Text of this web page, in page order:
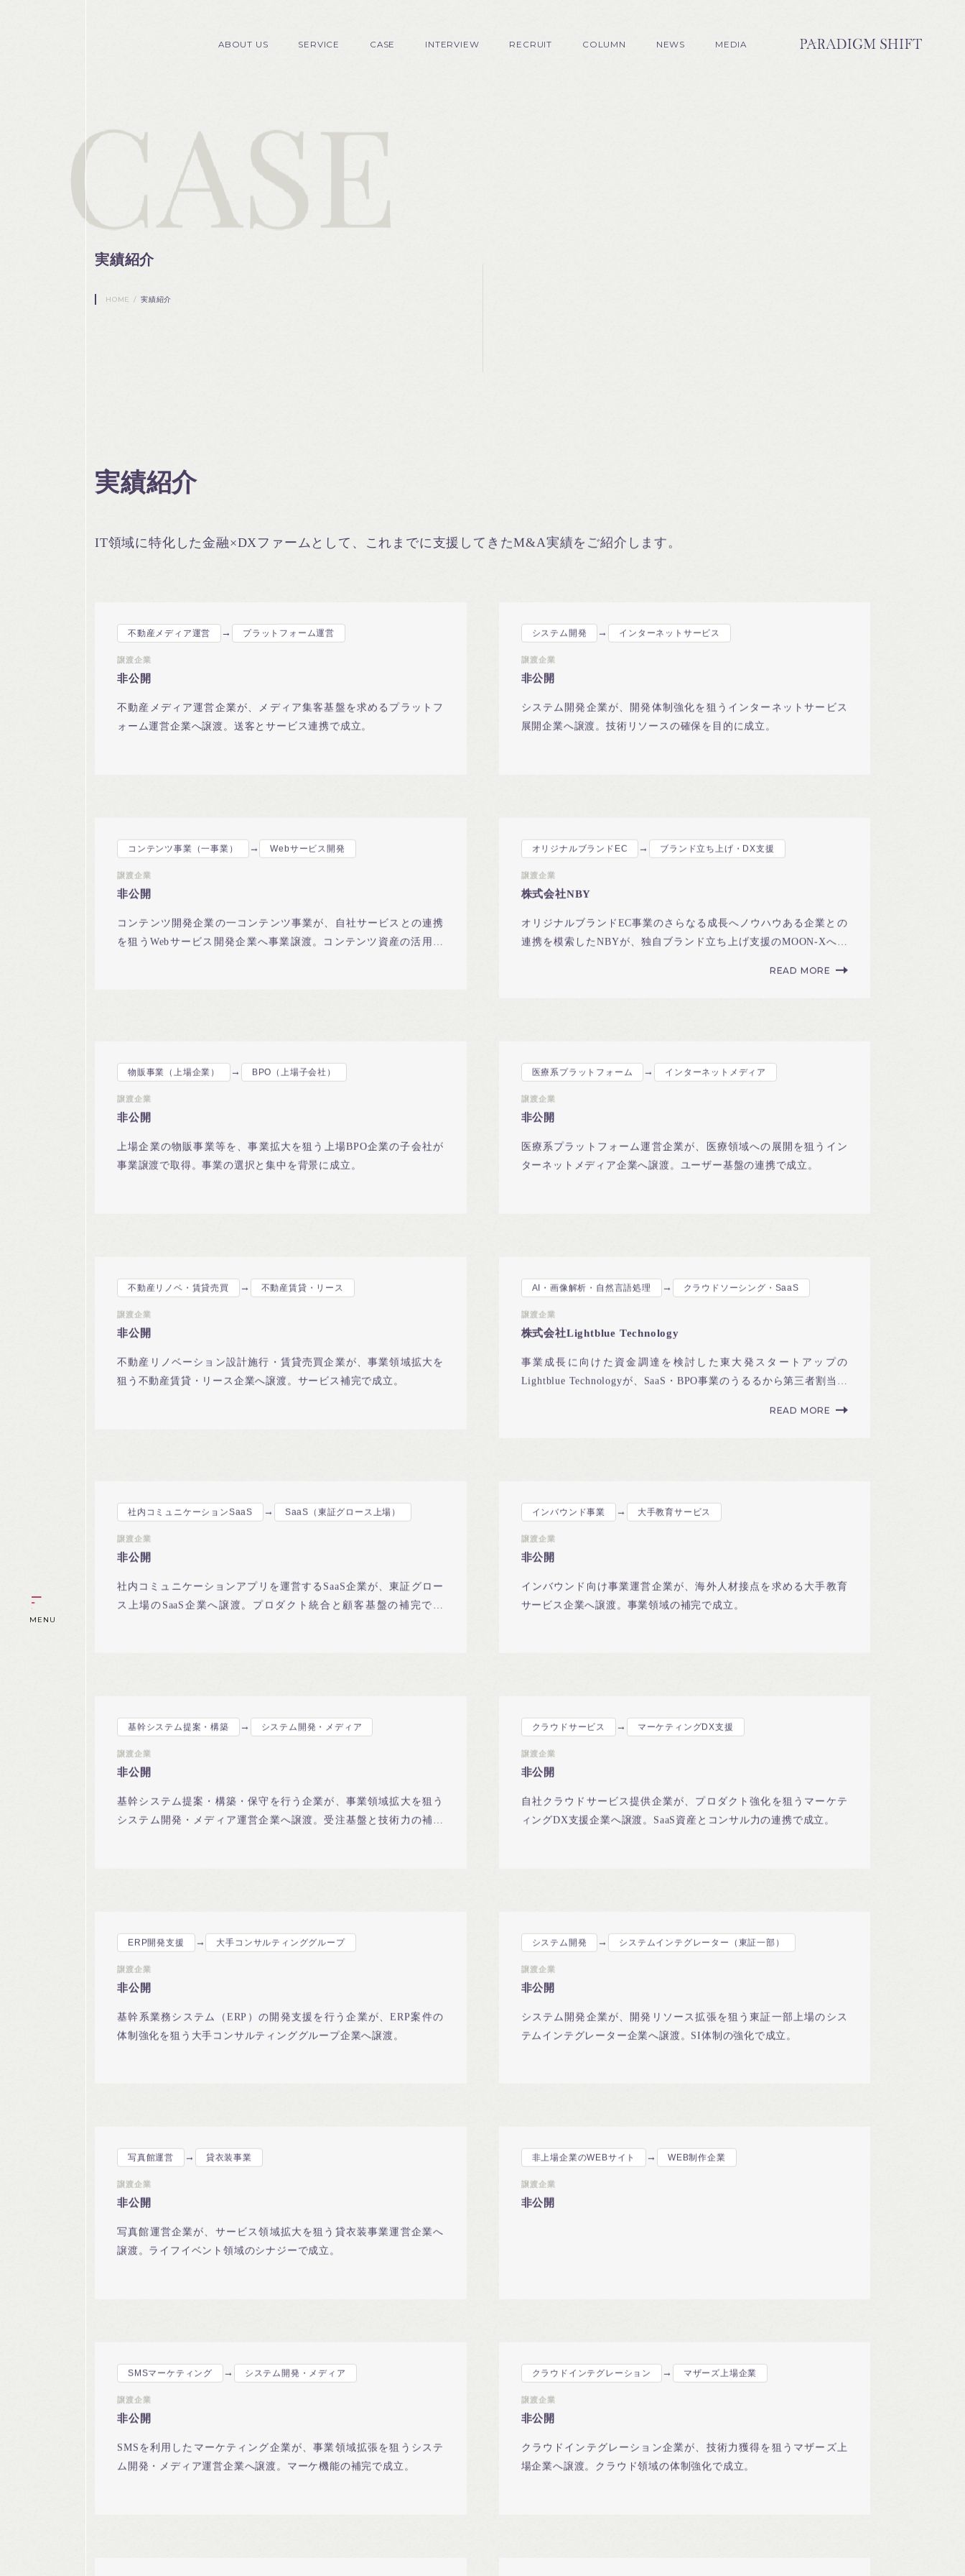
実績紹介
HOME / 実績紹介
実績紹介
IT領域に特化した金融×DXファームとして、これまでに支援してきたM&A実績をご紹介します。
不動産メディア運営 → プラットフォーム運営
譲渡企業
非公開
不動産メディア運営企業が、メディア集客基盤を求めるプラットフ
ォーム運営企業へ譲渡。送客とサービス連携で成立。
システム開発 → インターネットサービス
譲渡企業
非公開
システム開発企業が、開発体制強化を狙うインターネットサービス
展開企業へ譲渡。技術リソースの確保を目的に成立。
コンテンツ事業（一事業） → Webサービス開発
譲渡企業
非公開
コンテンツ開発企業の一コンテンツ事業が、自社サービスとの連携
を狙うWebサービス開発企業へ事業譲渡。コンテンツ資産の活用で
オリジナルブランドEC → ブランド立ち上げ・DX支援
譲渡企業
株式会社NBY
オリジナルブランドEC事業のさらなる成長へノウハウある企業との
連携を模索したNBYが、独自ブランド立ち上げ支援のMOON-Xへ事
READ MORE
物販事業（上場企業） BPO（上場子会社）
譲渡企業
非公開
上場企業の物販事業等を、事業拡大を狙う上場BPO企業の子会社が
事業譲渡で取得。事業の選択と集中を背景に成立。
医療系プラットフォーム → インターネットメディア
譲渡企業
非公開
医療系プラットフォーム運営企業が、医療領域への展開を狙うイン
ターネットメディア企業へ譲渡。ユーザー基盤の連携で成立。
不動産リノベ・賃貸売買 → 不動産賃貸・リース
譲渡企業
非公開
不動産リノベーション設計施行・賃貸売買企業が、事業領域拡大を
狙う不動産賃貸・リース企業へ譲渡。サービス補完で成立。
AI・画像解析・自然言語処理 → クラウドソーシング・SaaS
譲渡企業
株式会社Lightblue Technology
事業成長に向けた資金調達を検討した東大発スタートアップの
Lightblue Technologyが、SaaS・BPO事業のうるるから第三者割当増
READ MORE
社内コミュニケーションSaaS → SaaS（東証グロース上場）
譲渡企業
非公開
社内コミュニケーションアプリを運営するSaaS企業が、東証グロー
ス上場のSaaS企業へ譲渡。プロダクト統合と顧客基盤の補完で成
インバウンド事業 → 大手教育サービス
譲渡企業
非公開
インバウンド向け事業運営企業が、海外人材接点を求める大手教育
サービス企業へ譲渡。事業領域の補完で成立。
基幹システム提案・構築 → システム開発・メディア
譲渡企業
非公開
基幹システム提案・構築・保守を行う企業が、事業領域拡大を狙う
システム開発・メディア運営企業へ譲渡。受注基盤と技術力の補完
クラウドサービス → マーケティングDX支援
譲渡企業
非公開
自社クラウドサービス提供企業が、プロダクト強化を狙うマーケテ
ィングDX支援企業へ譲渡。SaaS資産とコンサル力の連携で成立。
ERP開発支援 → 大手コンサルティンググループ
譲渡企業
非公開
基幹系業務システム（ERP）の開発支援を行う企業が、ERP案件の
体制強化を狙う大手コンサルティンググループ企業へ譲渡。
システム開発 → システムインテグレーター（東証一部）
譲渡企業
非公開
システム開発企業が、開発リソース拡張を狙う東証一部上場のシス
テムインテグレーター企業へ譲渡。SI体制の強化で成立。
写真館運営 貸衣装事業
譲渡企業
非公開
写真館運営企業が、サービス領域拡大を狙う貸衣装事業運営企業へ
譲渡。ライフイベント領域のシナジーで成立。
非上場企業のWEBサイト WEB制作企業
譲渡企業
非公開
SMSマーケティング → システム開発・メディア
譲渡企業
非公開
SMSを利用したマーケティング企業が、事業領域拡張を狙うシステ
ム開発・メディア運営企業へ譲渡。マーケ機能の補完で成立。
クラウドインテグレーション → マザーズ上場企業
譲渡企業
非公開
クラウドインテグレーション企業が、技術力獲得を狙うマザーズ上
場企業へ譲渡。クラウド領域の体制強化で成立。
MENU
ABOUT US SERVICE CASE INTERVIEW RECRUIT COLUMN NEWS MEDIA